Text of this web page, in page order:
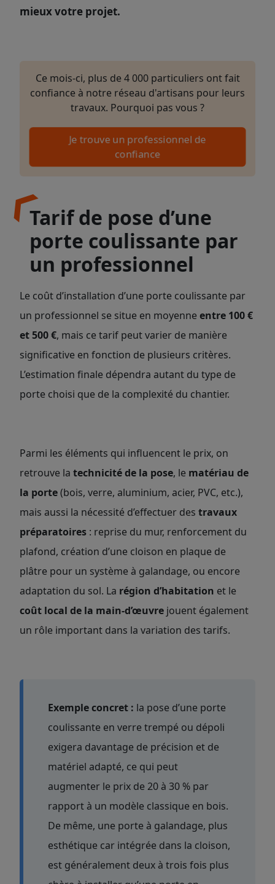
mieux votre projet.
Ce mois-ci, plus de 4 000 particuliers ont fait
confiance à notre réseau d'artisans pour leurs
travaux. Pourquoi pas vous ?
Je trouve un professionnel de
confiance
Tarif de pose d’une
porte coulissante par
un professionnel
Le coût d’installation d’une porte coulissante par
un professionnel se situe en moyenne entre 100 €
et 500 €, mais ce tarif peut varier de manière
significative en fonction de plusieurs critères.
L’estimation finale dépendra autant du type de
porte choisi que de la complexité du chantier.
Parmi les éléments qui influencent le prix, on
retrouve la technicité de la pose, le matériau de
la porte(bois, verre, aluminium, acier, PVC, etc.),
mais aussi la nécessité d’effectuer des travaux
préparatoires : reprise du mur, renforcement du
plafond, création d’une cloison en plaque de
plâtre pour un système à galandage, ou encore
adaptation du sol. La région d’habitation et le
coût local de la main-d’œuvre jouent également
un rôle important dans la variation des tarifs.
Exemple concret : la pose d’une porte
coulissante en verre trempé ou dépoli
exigera davantage de précision et de
matériel adapté, ce qui peut
augmenter le prix de 20 à 30 % par
rapport à un modèle classique en bois.
De même, une porte à galandage, plus
esthétique car intégrée dans la cloison,
est généralement deux à trois fois plus